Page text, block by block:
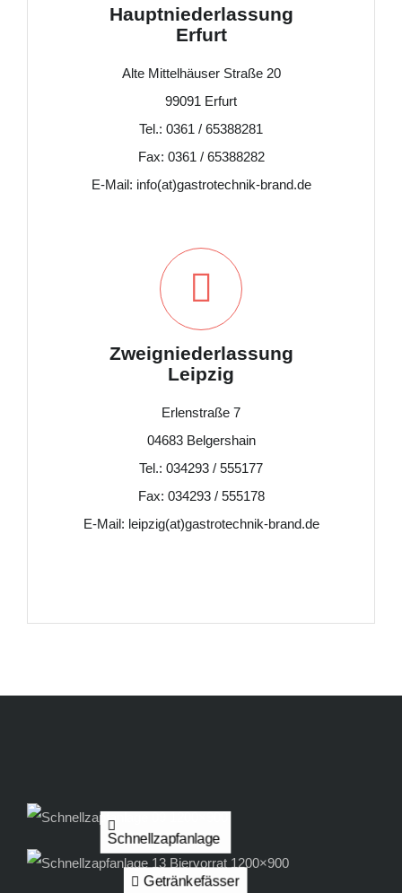
Hauptniederlassung
Erfurt
Alte Mittelhäuser Straße 20
99091 Erfurt
Tel.: 0361 / 65388281
Fax: 0361 / 65388282
E-Mail: info(at)gastrotechnik-brand.de
Zweigniederlassung
Leipzig
Erlenstraße 7
04683 Belgershain
Tel.: 034293 / 555177
Fax: 034293 / 555178
E-Mail: leipzig(at)gastrotechnik-brand.de
Schnellzapfanlage
Getränkefässer